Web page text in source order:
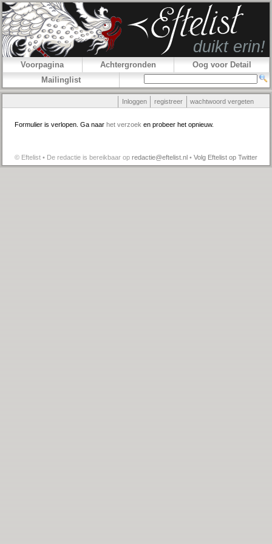
Voorpagina Achtergronden
Oog voor Detail
Mailinglist
Inloggen registreer wachtwoord vergeten
Formulier is verlopen. Ga naar het verzoek en probeer het opnieuw.
© Eftelist • De redactie is bereikbaar op redactie@eftelist.nl • Volg Eftelist op Twitter